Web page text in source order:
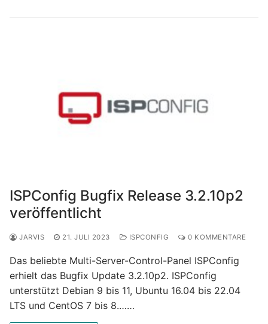
ISPConfig Bugfix Release 3.2.10p2
veröffentlicht
JARVIS 21. JULI 2023 ISPCONFIG 0 KOMMENTARE
Das beliebte Multi-Server-Control-Panel ISPConfig
erhielt das Bugfix Update 3.2.10p2. ISPConfig
unterstützt Debian 9 bis 11, Ubuntu 16.04 bis 22.04
LTS und CentOS 7 bis 8.……